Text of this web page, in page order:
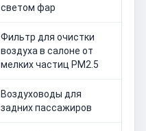
светом фар
Фильтр для очистки
воздуха в салоне от
мелких частиц PM2.5
Воздуховоды для
задних пассажиров